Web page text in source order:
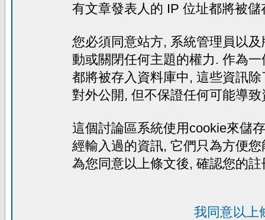
有文章發表人的 IP 位址都將被
您必須同意站方, 系統管理員以
動或關閉任何主題的權力. 作為
都將被存入資料庫中, 這些資訊
對外公開, 但不保證任何可能導
這個討論區系統使用cookie來儲
經輸入過的資訊, 它們只為方便
為您同意以上條文後, 確認您的
我同意以上